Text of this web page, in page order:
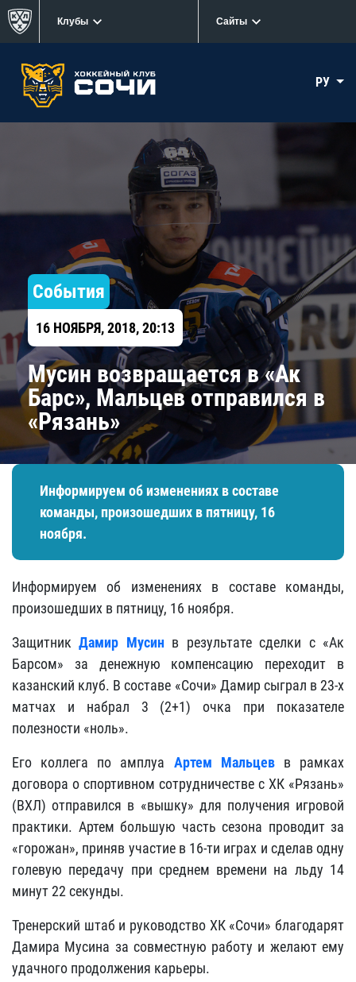
Клубы Сайты
РУ
События
16 НОЯБРЯ, 2018, 20:13
Мусин возвращается в «Ак
Барс», Мальцев отправился в
«Рязань»
Информируем об изменениях в составе
команды, произошедших в пятницу, 16
ноября.
Информируем об изменениях в составе команды,
произошедших в пятницу, 16 ноября.
ЗащитникДамир Мусин в результате сделки с «Ак
Барсом» за денежную компенсацию переходит в
казанский клуб. В составе «Сочи» Дамир сыграл в 23-х
матчах и набрал 3 (2+1) очка при показателе
полезности «ноль».
Его коллега по амплуа Артем Мальцевв рамках
договора о спортивном сотрудничестве с ХК «Рязань»
(ВХЛ) отправился в «вышку» для получения игровой
практики. Артем большую часть сезона проводит за
«горожан», приняв участие в 16-ти играх и сделав одну
голевую передачу при среднем времени на льду 14
минут 22 секунды.
Тренерский штаб и руководство ХК «Сочи» благодарят
Дамира Мусина за совместную работу и желают ему
удачного продолжения карьеры.